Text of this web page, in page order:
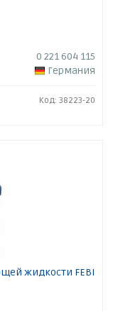
0 221 604 115
Германия
Код: 38223-20
жидкости FEBI